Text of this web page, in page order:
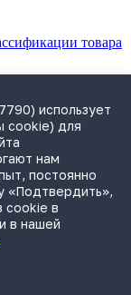
товара
к «М.Видео» на
«дочки»
ИНН 7841290773
использует
cookie) для
нам
постоянно
«Подтвердить»,
cookie в
в нашей